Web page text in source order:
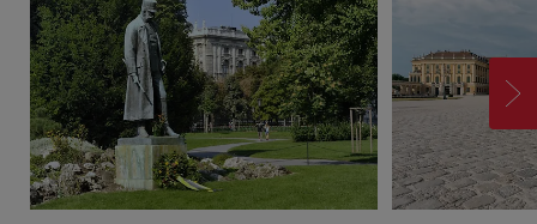
進
む